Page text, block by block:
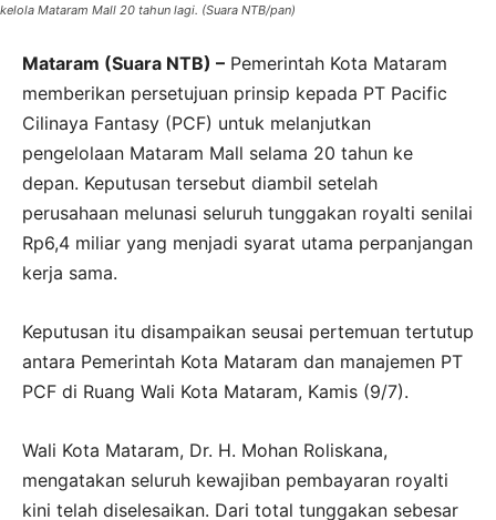
kelola Mataram Mall 20 tahun lagi. (Suara NTB/pan)
Mataram (Suara NTB) – Pemerintah Kota Mataram
memberikan persetujuan prinsip kepada PT Pacific
Cilinaya Fantasy (PCF) untuk melanjutkan
pengelolaan Mataram Mall selama 20 tahun ke
depan. Keputusan tersebut diambil setelah
perusahaan melunasi seluruh tunggakan royalti senilai
Rp6,4 miliar yang menjadi syarat utama perpanjangan
kerja sama.
Keputusan itu disampaikan seusai pertemuan tertutup
antara Pemerintah Kota Mataram dan manajemen PT
PCF di Ruang Wali Kota Mataram, Kamis (9/7).
Wali Kota Mataram, Dr. H. Mohan Roliskana,
mengatakan seluruh kewajiban pembayaran royalti
kini telah diselesaikan. Dari total tunggakan sebesar